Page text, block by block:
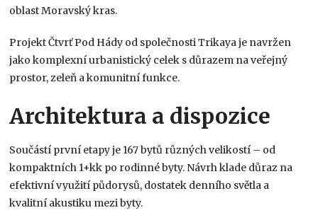
oblast Moravský kras.
Projekt Čtvrť Pod Hády od společnosti Trikaya je navržen
jako komplexní urbanistický celek s důrazem na veřejný
prostor, zeleň a komunitní funkce.
Architektura a dispozice
Součástí první etapy je 167 bytů různých velikostí – od
kompaktních 1+kk po rodinné byty. Návrh klade důraz na
efektivní využití půdorysů, dostatek denního světla a
kvalitní akustiku mezi byty.